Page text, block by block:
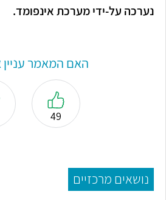
נערכה על-ידי מערכת אינפומד.
האם המאמר עניין
49
נושאים מרכזיים